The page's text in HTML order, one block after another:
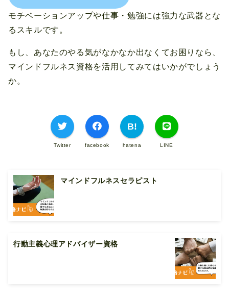
モチベーションアップや仕事・勉強には強力な武器とな
るスキルです。
もし、あなたのやる気がなかなか出なくてお困りなら、
マインドフルネス資格を活用してみてはいかがでしょう
か。
Twitter facebook hatena LINE
マインドフルネスセラピスト
行動主義心理アドバイザー資格